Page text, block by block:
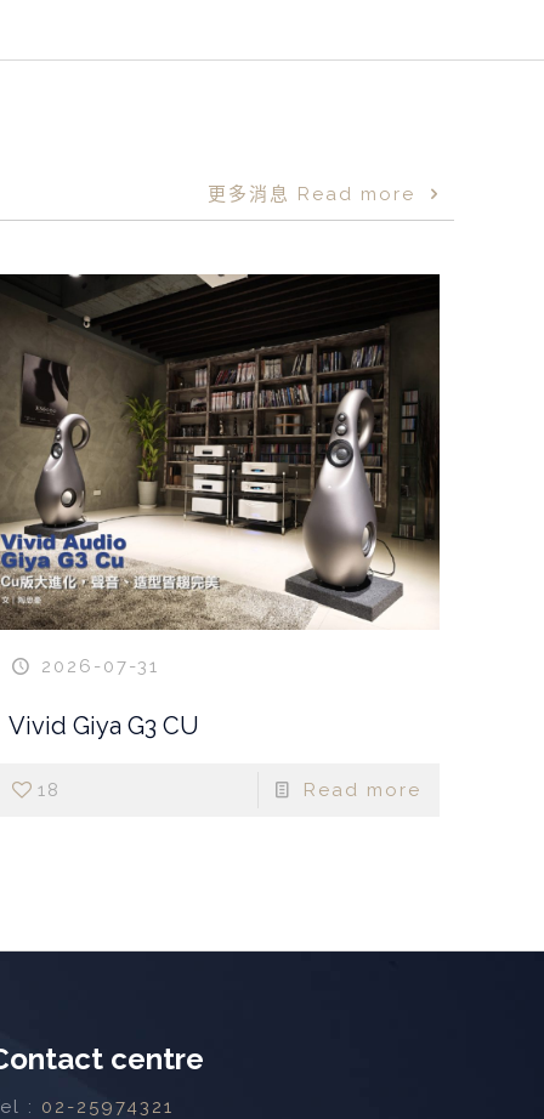
更多消息 Read more
2026-07-31
Vivid Giya G3 CU
18 Read more
centre
: 02-25974321